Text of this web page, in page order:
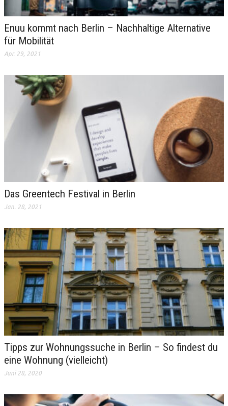
Enuu kommt nach Berlin – Nachhaltige Alternative
für Mobilität
Apr. 29, 2021
Das Greentech Festival in Berlin
Jan. 28, 2021
Tipps zur Wohnungssuche in Berlin – So findest du
eine Wohnung (vielleicht)
Juni 28, 2020